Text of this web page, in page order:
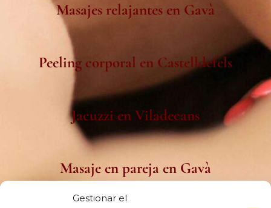
Gestionar el
Masajes relajantes en Gavà
Peeling corporal en Castelldefels
Jacuzzi en Viladecans
Masaje en pareja en Gavà